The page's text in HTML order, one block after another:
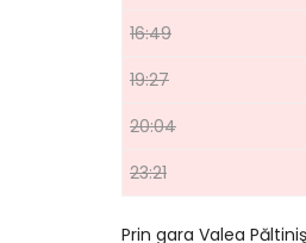
16:49
19:27
20:04
23:21
Prin gara Valea